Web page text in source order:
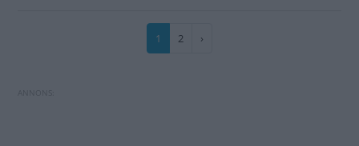
Nuvarande
1 Sida
2
Nästa
›